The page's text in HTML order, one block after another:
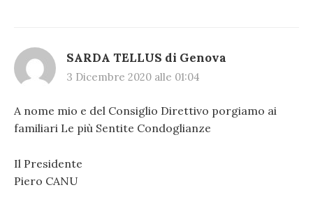
SARDA TELLUS di Genova
3 Dicembre 2020 alle 01:04
A nome mio e del Consiglio Direttivo porgiamo ai
familiari Le più Sentite Condoglianze
Il Presidente
Piero CANU